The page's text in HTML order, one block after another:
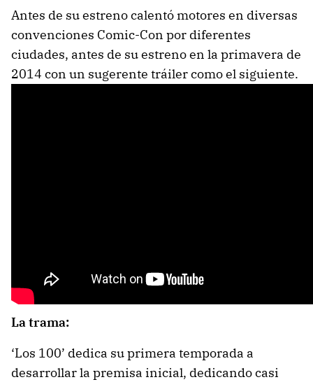
Antes de su estreno calentó motores en diversas
convenciones Comic-Con por diferentes
ciudades, antes de su estreno en la primavera de
2014 con un sugerente tráiler como el siguiente.
La trama:
‘Los 100’ dedica su primera temporada a
desarrollar la premisa inicial, dedicando casi